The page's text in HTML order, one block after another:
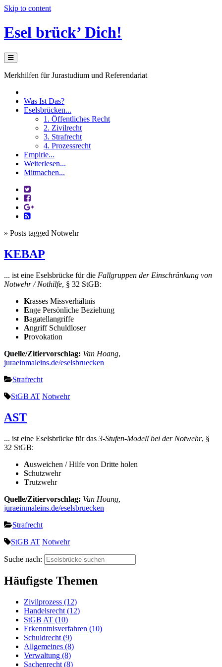
Skip to content
Esel brück’ Dich!
Merkhilfen für Jurastudium und Referendariat
Was Ist Das?
Eselsbrücken...
1. Öffentliches Recht
2. Zivilrecht
3. Strafrecht
4. Prozessrecht
Empirie...
Weiterlesen...
Mitmachen...
» Posts tagged Notwehr
KEBAP
... ist eine Eselsbrücke für die Fallgruppen der Einschränkung von
Notwehr / Nothilfe, § 32 StGB:
Krasses Missverhältnis
Enge Persönliche Beziehung
Bagatellangriffe
Angriff Schuldloser
Provokation
Quelle/Zitiervorschlag: Van Hoang,
juraeinmaleins.de/eselsbruecken
Strafrecht
StGB AT Notwehr
AST
... ist eine Eselsbrücke für das 3-Stufen-Modell bei der Notwehr, §
32 StGB:
Ausweichen / Hilfe von Dritte holen
Schutzwehr
Trutzwehr
Quelle/Zitiervorschlag: Van Hoang,
juraeinmaleins.de/eselsbruecken
Strafrecht
StGB AT Notwehr
Suche nach:
Häufigste Themen
Zivilprozess (12)
Handelsrecht (12)
StGB AT (10)
Erkenntnisverfahren (10)
Schuldrecht (9)
Allgemeines (8)
Verwaltung (8)
Sachenrecht (8)